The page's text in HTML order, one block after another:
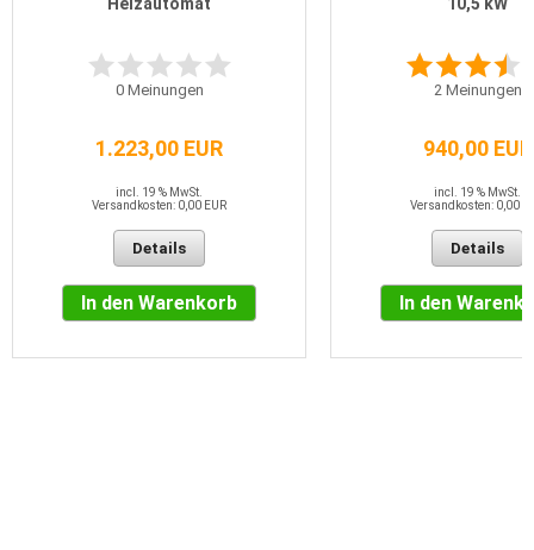
0Meinungen
1.223,00 EUR
incl. 19 % MwSt.
Versandkosten: 0,00 EUR
Details
In den Warenkorb
2Meinungen
940,00 EUR
incl. 19 % MwSt.
Versandkosten: 0,00
Details
In den